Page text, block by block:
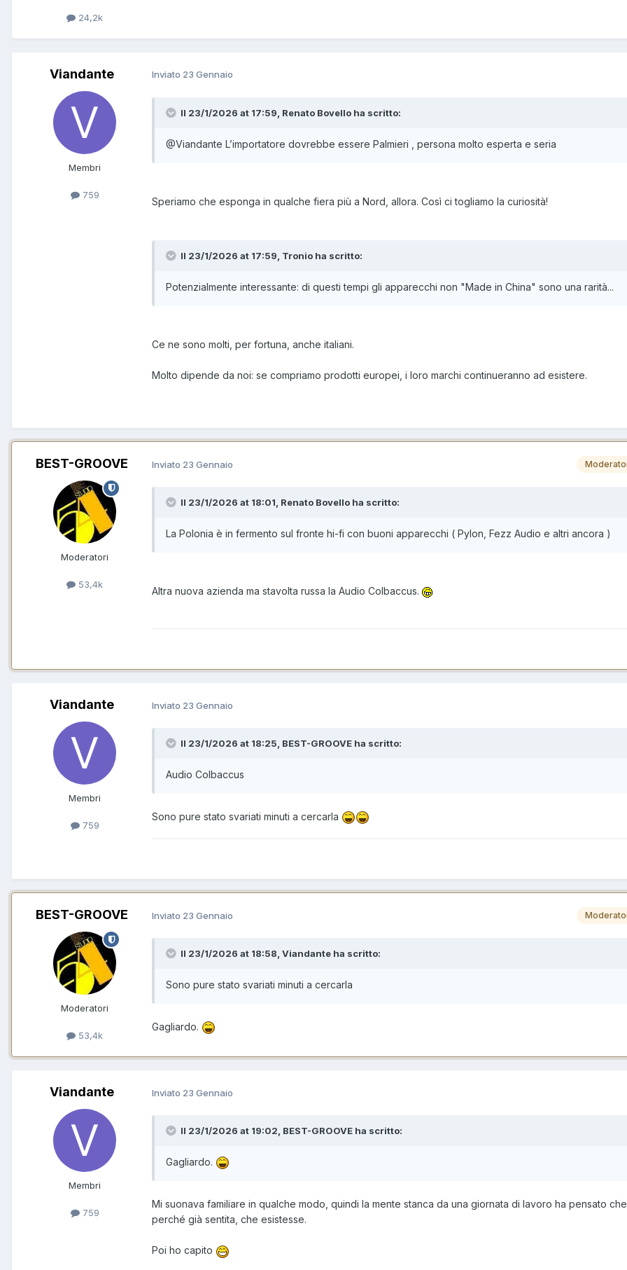
24,2k
Viandante
Membri
759
Inviato 23 Gennaio
Il 23/1/2026 at 17:59, Renato Bovello ha scritto:
@Viandante L’importatore dovrebbe essere Palmieri , persona molto esperta e seria
Speriamo che esponga in qualche fiera più a Nord, allora. Così ci togliamo la curiosità!
Il 23/1/2026 at 17:59, Tronio ha scritto:
Potenzialmente interessante: di questi tempi gli apparecchi non "Made in China" sono una rarità...
Ce ne sono molti, per fortuna, anche italiani.
Molto dipende da noi: se compriamo prodotti europei, i loro marchi continueranno ad esistere.
BEST-GROOVE
Moderatori
53,4k
Inviato 23 Gennaio
Il 23/1/2026 at 18:01, Renato Bovello ha scritto:
La Polonia è in fermento sul fronte hi-fi con buoni apparecchi ( Pylon, Fezz Audio e altri ancora )
Altra nuova azienda ma stavolta russa la Audio Colbaccus.
Viandante
Membri
759
Inviato 23 Gennaio
Il 23/1/2026 at 18:25, BEST-GROOVE ha scritto:
Audio Colbaccus
Sono pure stato svariati minuti a cercarla
BEST-GROOVE
Moderatori
53,4k
Inviato 23 Gennaio
Il 23/1/2026 at 18:58, Viandante ha scritto:
Sono pure stato svariati minuti a cercarla
Gagliardo.
Viandante
Membri
759
Inviato 23 Gennaio
Il 23/1/2026 at 19:02, BEST-GROOVE ha scritto:
Gagliardo.
Mi suonava familiare in qualche modo, quindi la mente stanca da una giornata di lavoro ha pensato
perché già sentita, che esistesse.
Poi ho capito